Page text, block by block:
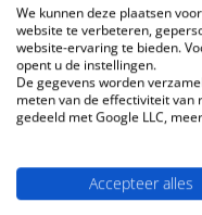
inclusief
inclusief
We kunnen deze plaatsen
website te verbeteren,
website-ervaring te bieden.
opent u de instellingen.
De gegevens worden
meten van de effectiviteit van
gedeeld met Google LLC,
Accepteer alles